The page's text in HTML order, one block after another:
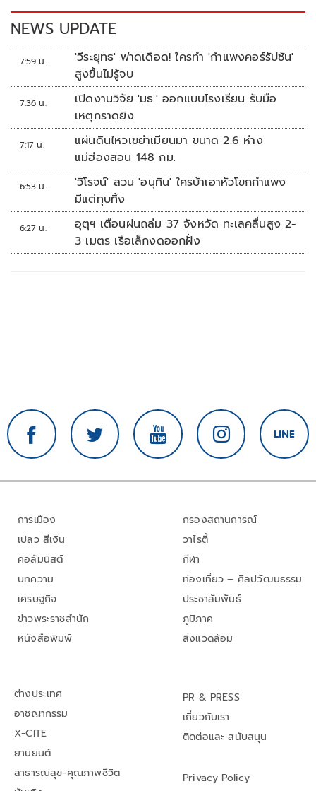
k k
NEWS UPDATE
7:59 น.
'วีระยุทธ' ฟาดเดือด! ใครทำ 'กำแพงคอร์รัปชัน'
สูงขึ้นไม่รู้จบ
7:36 น.
เปิดงานวิจัย 'มธ.' ออกแบบโรงเรียน รับมือ
เหตุกราดยิง
7:17 น.
แผ่นดินไหวเขย่าเมียนมา ขนาด 2.6 ห่าง
แม่ฮ่องสอน 148 กม.
6:53 น.
'วิโรจน์' สวน 'อนุทิน' ใครบ้าเอาหัวโขกกำแพง
มีแต่ทุบทิ้ง
6:27 น.
อุตุฯ เตือนฝนถล่ม 37 จังหวัด ทะเลคลื่นสูง 2-
3 เมตร เรือเล็กงดออกฝั่ง
การเมือง
เปลว สีเงิน
คอลัมนิสต์
บทความ
เศรษฐกิจ
ข่าวพระราชสำนัก
หนังสือพิมพ์
กรองสถานการณ์
วาไรตี้
กีฬา
ท่องเที่ยว – ศิลปวัฒนธรรม
ประชาสัมพันธ์
ภูมิภาค
สิ่งแวดล้อม
ต่างประเทศ
อาชญากรรม
X-CITE
ยานยนต์
สาธารณสุข-คุณภาพชีวิต
PR & PRESS
เกี่ยวกับเรา
ติดต่อและ สนับสนุน
Privacy Policy